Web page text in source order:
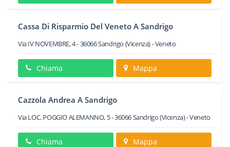
Cassa Di Risparmio Del Veneto A Sandrigo
Via IV NOVEMBRE, 4-36066Sandrigo (Vicenza) -Veneto
Chiama Mappa
Cazzola Andrea A Sandrigo
Via LOC. POGGIO ALEMANNO, 5-36066Sandrigo(Vicenza) -Veneto
Chiama Mappa